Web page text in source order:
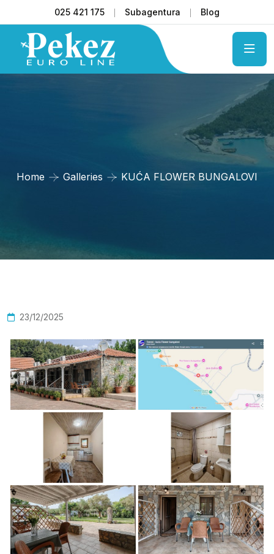
025 421 175 Subagentura Blog
Home Galleries KUĆA FLOWER BUNGALOVI
23/12/2025